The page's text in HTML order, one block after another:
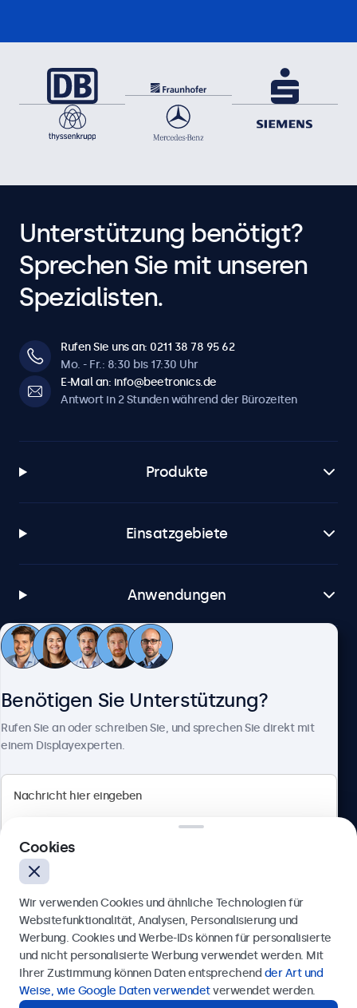
Unterstützung benötigt?
Sprechen Sie mit unseren
Spezialisten.
Rufen Sie uns an: 0211 38 78 95 62
Mo. - Fr.: 8:30 bis 17:30 Uhr
E-Mail an: info@beetronics.de
Antwort in 2 Stunden während der Bürozeiten
Produkte
Einsatzgebiete
Anwendungen
Kundenservice
Berliner Allee 59, 40212 Düsseldorf, Deutschland
Deutsch
Benötigen Sie Unterstützung?
Rufen Sie an oder schreiben Sie, und sprechen Sie direkt mit
einem Displayexperten.
Anfrage senden
Rufen Sie uns an unter0211 38 78 95 62
Cookies
Wir verwenden Cookies und ähnliche Technologien für
Websitefunktionalität, Analysen, Personalisierung und
Werbung. Cookies und Werbe-IDs können für personalisierte
und nicht personalisierte Werbung verwendet werden. Mit
Ihrer Zustimmung können Daten entsprechend der Art und
Weise, wie Google Daten verwendetverwendet werden.